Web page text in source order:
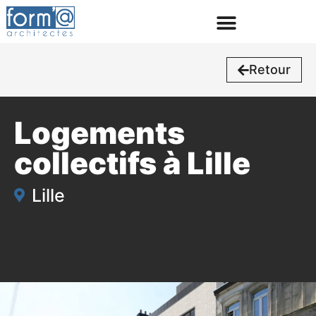
Logements
collectifs à Lille
Lille
Retour